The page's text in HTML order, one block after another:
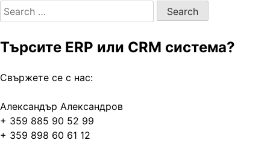
Search
for:
Търсите ERP или CRM система?
Свържете се с нас:
Александър Александров
+ 359 885 90 52 99
+ 359 898 60 61 12